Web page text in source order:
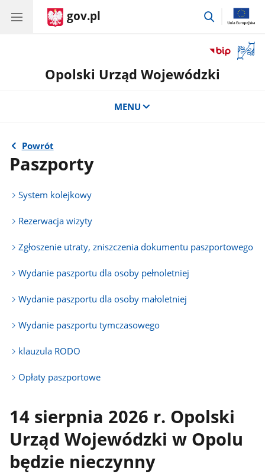
gov.pl
przejdź
okno
Opolski Urząd Wojewódzki
MENU
Powrót
Paszporty
System kolejkowy
Rezerwacja wizyty
Zgłoszenie utraty, zniszczenia dokumentu paszportowego
Wydanie paszportu dla osoby pełnoletniej
Wydanie paszportu dla osoby małoletniej
Wydanie paszportu tymczasowego
klauzula RODO
Opłaty paszportowe
14 sierpnia 2026 r. Opolski
Urząd Wojewódzki w Opolu
będzie nieczynny